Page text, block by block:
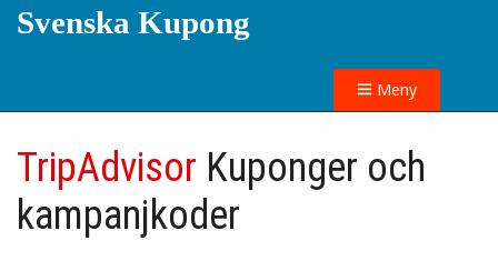
Svenska Kupong
Meny
TripAdvisor Kuponger och
kampanjkoder